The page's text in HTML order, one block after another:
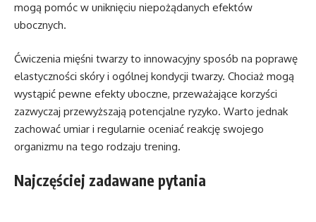
mogą pomóc w uniknięciu niepożądanych efektów
ubocznych.
Ćwiczenia mięśni twarzy to innowacyjny sposób na poprawę
elastyczności skóry i ogólnej kondycji twarzy. Chociaż mogą
wystąpić pewne efekty uboczne, przeważające korzyści
zazwyczaj przewyższają potencjalne ryzyko. Warto jednak
zachować umiar i regularnie oceniać reakcję swojego
organizmu na tego rodzaju trening.
Najczęściej zadawane pytania